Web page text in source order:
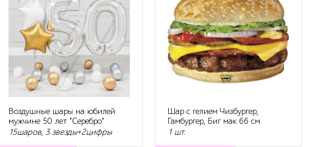
Воздушные шары на юбилей
мужчине 50 лет "Серебро"
15шаров, 3 звезды+2цифры
Шар с гелием Чизбургер,
Гамбургер, Биг мак 66 см
1 шт.